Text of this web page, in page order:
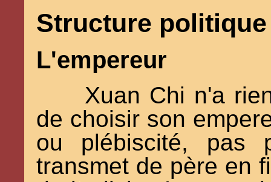
Structure politique
L'empereur
Xuan Chi n'a
de choisir son
ou plébiscité,
transmet de père en